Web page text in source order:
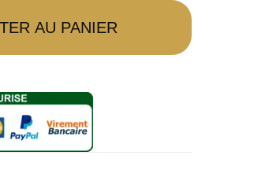
AU PANIER